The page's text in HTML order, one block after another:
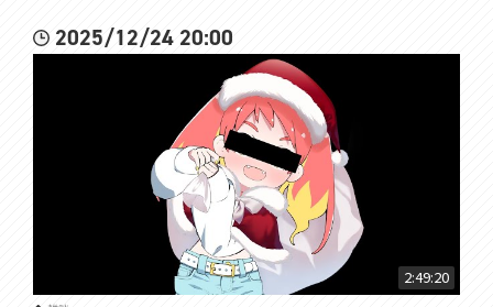
2025/12/24 20:00
2:49:20